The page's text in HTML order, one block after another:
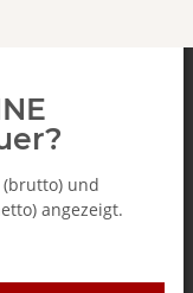
und
angezeigt.